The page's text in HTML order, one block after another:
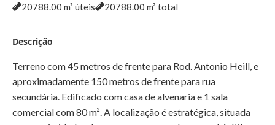
20788.00 m² úteis 20788.00 m² total
Descrição
Terreno com 45 metros de frente para Rod. Antonio Heill, e
aproximadamente 150 metros de frente para rua
secundária. Edificado com casa de alvenaria e 1 sala
comercial com 80 m². A localização é estratégica, situada